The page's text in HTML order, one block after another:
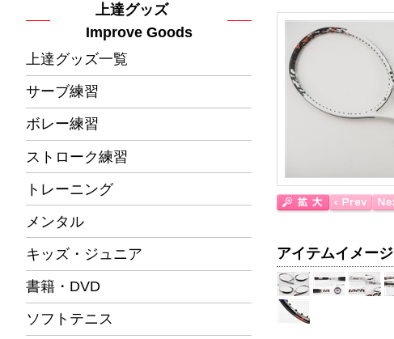
上達グッズ
Improve Goods
上達グッズ一覧
サーブ練習
ボレー練習
ストローク練習
トレーニング
メンタル
キッズ・ジュニア
書籍・DVD
ソフトテニス
アイテムイメージ